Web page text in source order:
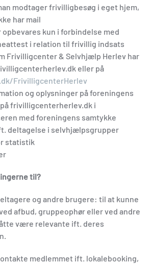
modtager frivilligbesøg i eget hjem,
har mail
opbevares kun i forbindelse med
i relation til frivillig indsats
Frivilligcenter & Selvhjælp Herlev har
eller på
FrivilligcenterHerlev
og oplysninger på foreningens
frivilligcenterherlev.dk i
med foreningens samtykke
deltagelse i selvhjælpsgrupper
statistik
til?
og andre brugere: til at kunne
afbud, gruppeophør eller ved andre
være relevante ift. deres
medlemmet ift. lokalebooking,